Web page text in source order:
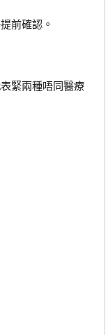
前確認。
緊兩種唔同醫療